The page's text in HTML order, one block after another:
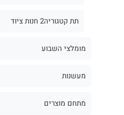
תת קטגוריה2 חנות ציוד
מומלצי השבוע
מעשנות
מתחם מוצרים